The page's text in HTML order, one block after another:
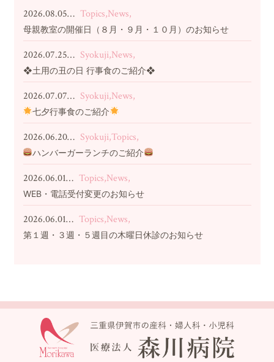
2026.08.05… Topics,News,
母親教室の開催日（８月・９月・１０月）のお知らせ
2026.07.25… Syokuji,News,
❖土用の丑の日 行事食のご紹介❖
2026.07.07… Syokuji,News,
七夕行事食のご紹介
2026.06.20… Syokuji,Topics,
ハンバーガーランチのご紹介
2026.06.01… Topics,News,
WEB・電話受付変更のお知らせ
2026.06.01… Topics,News,
第１週・３週・５週目の木曜日休診のお知らせ